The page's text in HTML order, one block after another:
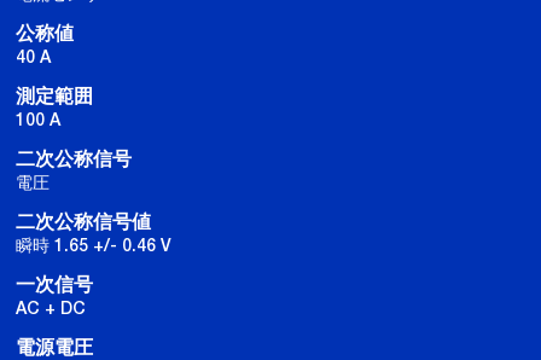
公称値
40 A
測定範囲
100 A
二次公称信号
電圧
二次公称信号値
瞬時 1.65 +/- 0.46 V
一次信号
AC + DC
電源電圧